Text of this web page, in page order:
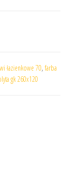
łazienkowe 70, farba
gk 260x120